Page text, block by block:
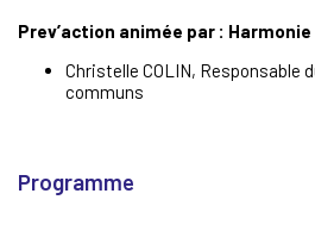
Prev’action animée par :
Christelle COLIN, Responsable
communs
Programme